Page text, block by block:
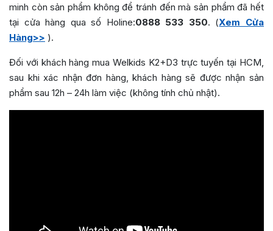
minh còn sản phẩm không để tránh đến mà sản phẩm đã hết
tại cửa hàng qua số Holine:0888 533 350. (Xem Cửa
Hàng>> ).
Đối với khách hàng mua Welkids K2+D3 trực tuyến tại HCM,
sau khi xác nhận đơn hàng, khách hàng sẽ được nhận sản
phẩm sau 12h – 24h làm việc (không tính chủ nhật).